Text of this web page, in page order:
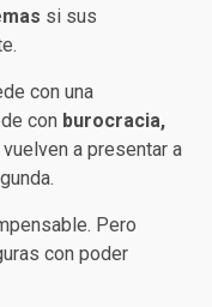
si sus
con una
con burocracia,
a presentar a
Pero
con poder